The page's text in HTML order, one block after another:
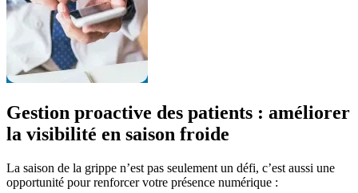
Gestion proactive des patients : améliorer
la visibilité en saison froide
La saison de la grippe n’est pas seulement un défi, c’est aussi une
opportunité pour renforcer votre présence numérique :